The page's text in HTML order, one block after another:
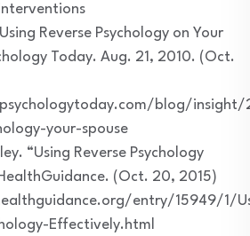
Reverse Psychology on Your
Today. Aug. 21, 2010. (Oct.
blog/insight/
your-spouse
“Using Reverse Psychology
(Oct. 20, 2015)
entry/15949/1/
Effectively.html